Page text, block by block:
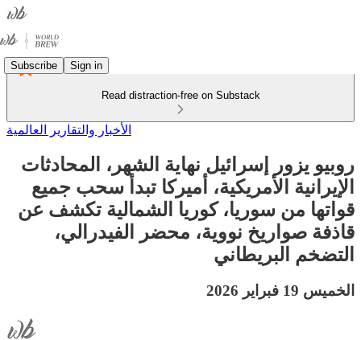
Subscribe Sign in
Read distraction-free on Substack
الأخبار والتقارير العالمية
روبيو يزور إسرائيل نهاية الشهر، المحادثات
الإيرانية الأمريكية، أميركا تبدأ سحب جميع
قواتها من سوريا، كوريا الشمالية تكشف عن
قاذفة صواريخ نووية، محضر الفيدرالي،
التضخم البريطاني
الخميس 19 فبراير 2026